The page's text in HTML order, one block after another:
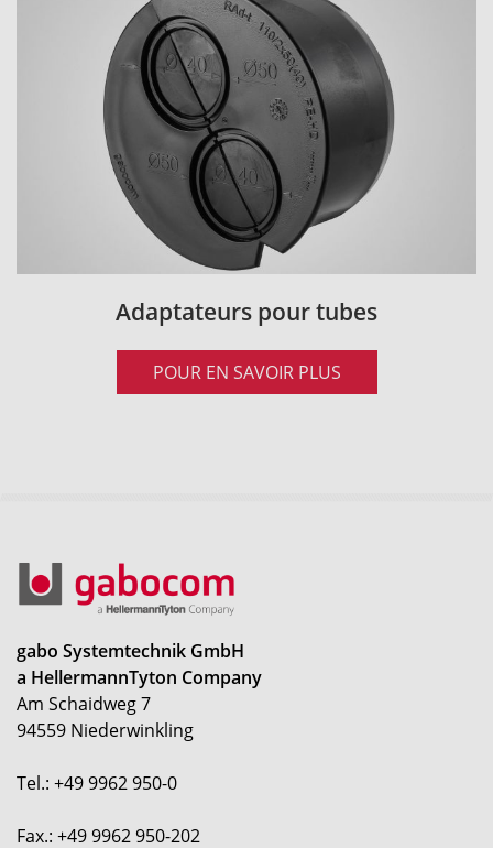
Adaptateurs pour tubes
POUR EN SAVOIR PLUS
gabo Systemtechnik GmbH
a HellermannTyton Company
Am Schaidweg 7
94559 Niederwinkling
Tel.: +49 9962 950-0
Fax.: +49 9962 950-202